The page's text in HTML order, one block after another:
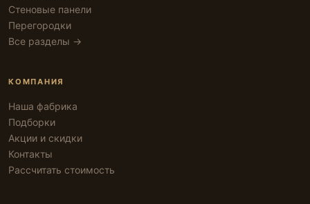
Стеновые панели
Перегородки
Все разделы →
КОМПАНИЯ
Наша фабрика
Подборки
Акции и скидки
Контакты
Рассчитать стоимость